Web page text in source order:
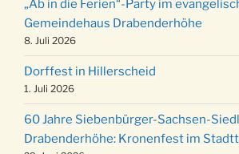
15:00 Uhr
24.12.
Weihnachtsgottesdienst in
18:00 Uhr
24.12.
Christmette mit der ev.
um 23:00 Uhr
31.12.
Gottesdienst zu Silvester in
18:00 Uhr
„Ab in die Ferien“-Party im
Gemeindehaus Drabenderhöhe
8. Juli 2026
Dorffest in Hillerscheid
1. Juli 2026
60 Jahre Siebenbürger-Sachsen-
Drabenderhöhe: Kronenfest im